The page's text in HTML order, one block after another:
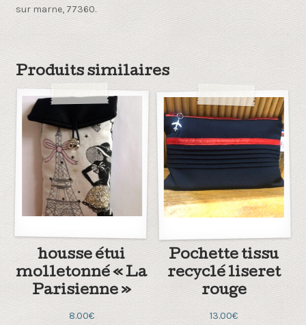
sur marne, 77360.
Produits similaires
housse étui
molletonné « La
Parisienne »
8.00€
Pochette tissu
recyclé liseret
rouge
13.00€